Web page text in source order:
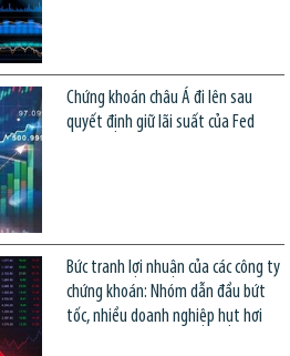
Chứng khoán châu Á đi lên sau
quyết định giữ lãi suất của Fed
Bức tranh lợi nhuận của các công ty
chứng khoán: Nhóm dẫn đầu bứt
tốc, nhiều doanh nghiệp hụt hơi